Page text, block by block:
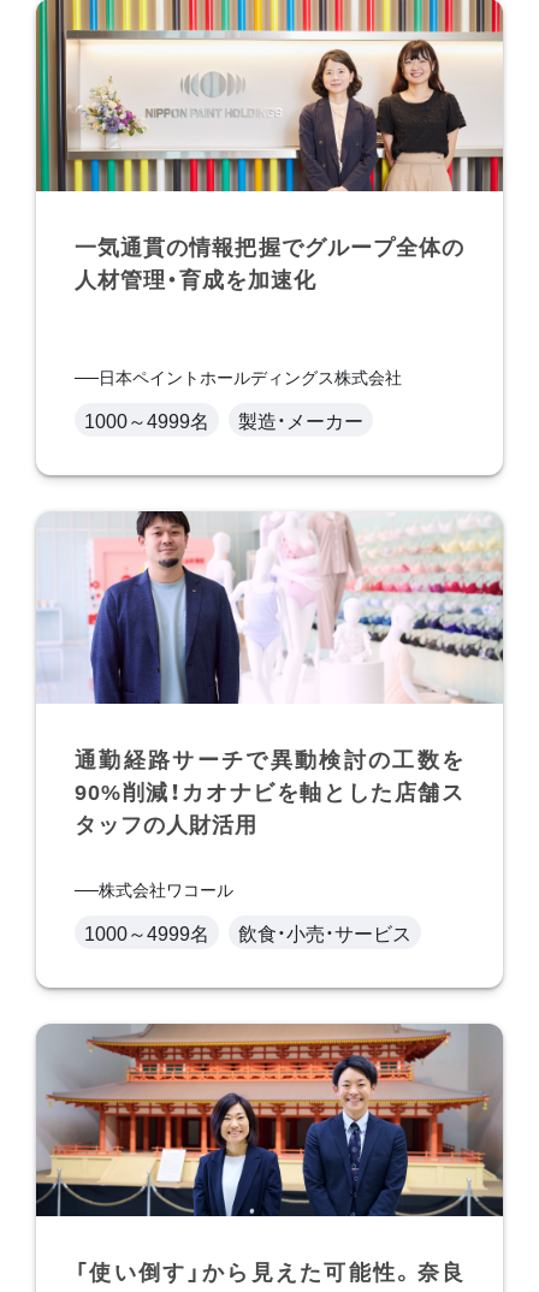
一気通貫の情報把握でグループ全体の
人材管理・育成を加速化
日本ペイントホールディングス株式会社
1000～4999名 製造・メーカー
通勤経路サーチで異動検討の工数を
90%削減！カオナビを軸とした店舗ス
タッフの人財活用
株式会社ワコール
1000～4999名 飲食・小売・サービス
「使い倒す」から見えた可能性。奈良